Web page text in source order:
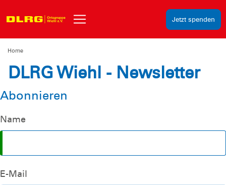
Jetzt spenden
Home
DLRG Wiehl - Newsletter
Abonnieren
Name
E-Mail